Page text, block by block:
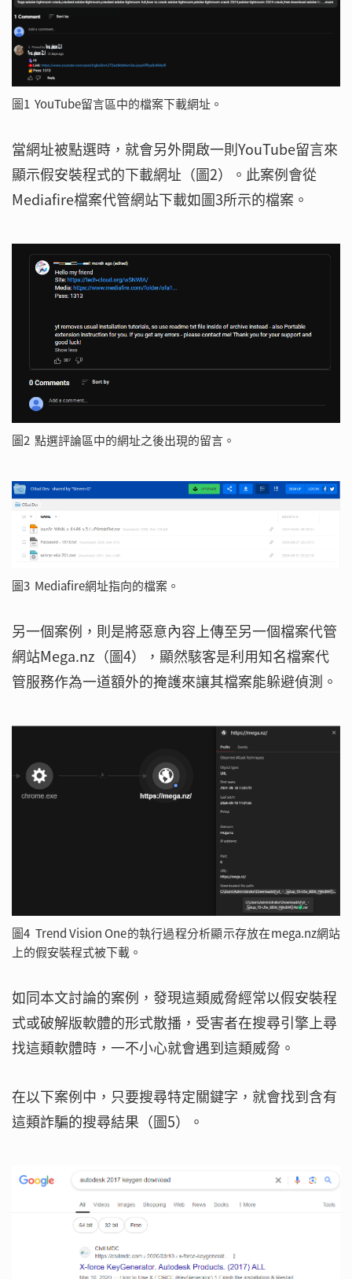
圖1 YouTube留言區中的檔案下載網址。
當網址被點選時，就會另外開啟一則YouTube留言來
顯示假安裝程式的下載網址（圖2）。此案例會從
Mediafire檔案代管網站下載如圖3所示的檔案。
圖2 點選評論區中的網址之後出現的留言。
圖3 Mediafire網址指向的檔案。
另一個案例，則是將惡意內容上傳至另一個檔案代管
網站Mega.nz（圖4），顯然駭客是利用知名檔案代
管服務作為一道額外的掩護來讓其檔案能躲避偵測。
圖4 Trend Vision One的執行過程分析顯示存放在mega.nz網站
上的假安裝程式被下載。
如同本文討論的案例，發現這類威脅經常以假安裝程
式或破解版軟體的形式散播，受害者在搜尋引擎上尋
找這類軟體時，一不小心就會遇到這類威脅。
在以下案例中，只要搜尋特定關鍵字，就會找到含有
這類詐騙的搜尋結果（圖5）。